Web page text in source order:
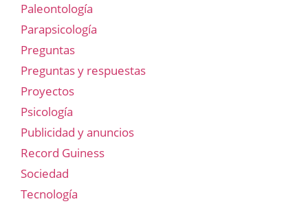
Paleontología
Parapsicología
Preguntas
Preguntas y respuestas
Proyectos
Psicología
Publicidad y anuncios
Record Guiness
Sociedad
Tecnología